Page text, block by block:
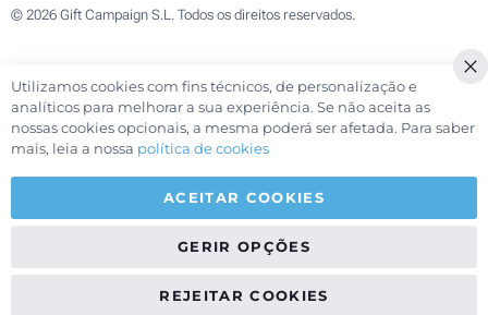
© 2026 Gift Campaign S.L. Todos os direitos reservados.
Utilizamos cookies com fins técnicos, de personalização e
analíticos para melhorar a sua experiência. Se não aceita as
nossas cookies opcionais, a mesma poderá ser afetada. Para saber
mais, leia a nossa política de cookies
ACEITAR COOKIES
GERIR OPÇÕES
REJEITAR COOKIES